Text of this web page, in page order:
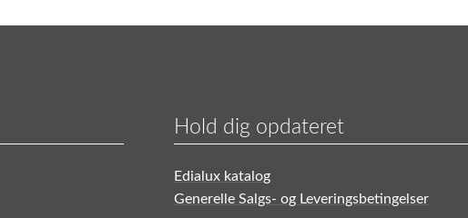
Hold dig opdateret
Edialux katalog
Generelle Salgs- og Leveringsbetingelser